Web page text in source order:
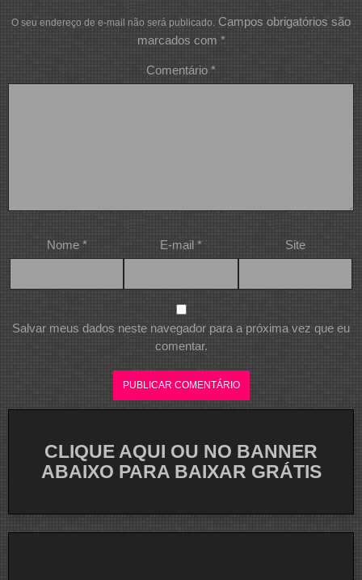
O seu endereço de e-mail não será publicado. Campos obrigatórios são
marcados com *
Comentário *
Nome * E-mail * Site
Salvar meus dados neste navegador para a próxima vez que eu
comentar.
CLIQUE AQUI OU NO BANNER
ABAIXO PARA BAIXAR GRÁTIS